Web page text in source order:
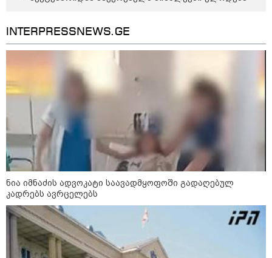
სამართალი
INTERPRESSNEWS.GE
ნია იმნაძის ადვოკატი საავადმყოფოში გადაღებულ
კადრებს ავრცელებს